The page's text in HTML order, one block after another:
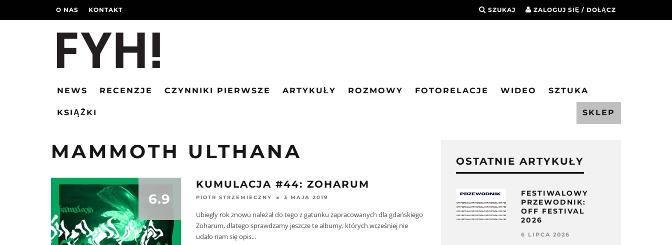
O NAS KONTAKT SZUKAJ ZALOGUJ SIĘ / DOŁĄCZ
NEWS RECENZJE CZYNNIKI PIERWSZE ARTYKUŁY ROZMOWY FOTORELACJE WIDEO SZTUKA
SKLEP
KSIĄŻKI
MAMMOTH ULTHANA
6.9
KUMULACJA #44: ZOHARUM
PIOTR STRZEMIECZNY 3 MAJA 2019
Ubiegły rok znowu należał do tego z gatunku zapracowanych dla gdańskiego
Zoharum, dlatego sprawdzamy jeszcze te albumy, których wcześniej nie
udało nam się opis...
OSTATNIE ARTYKUŁY
FESTIWALOWY
PRZEWODNIK:
OFF FESTIVAL
2026
6 LIPCA 2026